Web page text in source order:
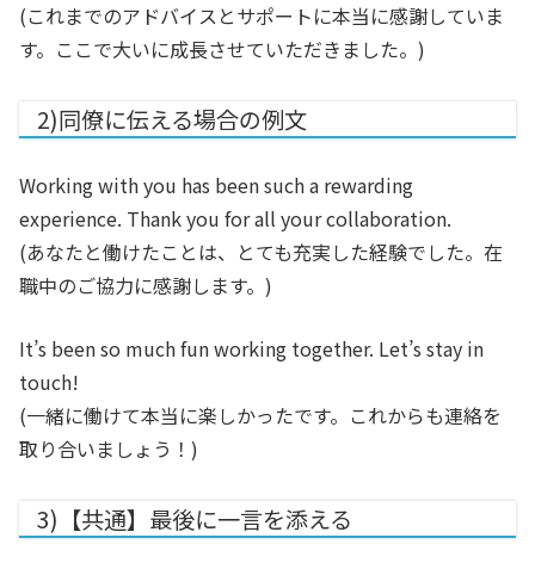
(これまでのアドバイスとサポートに本当に感謝していま
す。ここで大いに成長させていただきました。)
2)同僚に伝える場合の例文
Working with you has been such a rewarding
experience. Thank you for all your collaboration.
(あなたと働けたことは、とても充実した経験でした。在
職中のご協力に感謝します。)
It’s been so much fun working together. Let’s stay in
touch!
(一緒に働けて本当に楽しかったです。これからも連絡を
取り合いましょう！)
3)【共通】最後に一言を添える